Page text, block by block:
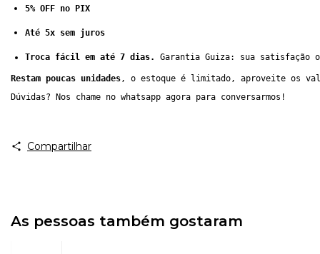
5% OFF no PIX
Até 5x sem juros
Troca fácil em até 7 dias. Garantia Guiza: sua satisfação
Restam poucas unidades , o estoque é limitado, aproveite os
Dúvidas? Nos chame no whatsapp agora para conversarmos!
Compartilhar
As pessoas também gostaram